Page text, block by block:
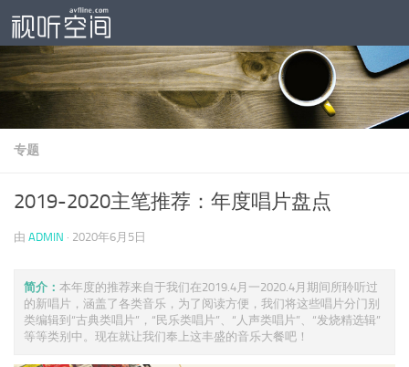
跳至内容
专题
2019-2020主笔推荐：年度唱片盘点
由 ADMIN · 2020年6月5日
简介： 本年度的推荐来自于我们在2019.4月一2020.4月期间所聆听过
的新唱片，涵盖了各类音乐，为了阅读方便，我们将这些唱片分门别
类编辑到“古典类唱片”，“民乐类唱片”、“人声类唱片”、“发烧精选辑”
等等类别中。现在就让我们奉上这丰盛的音乐大餐吧！